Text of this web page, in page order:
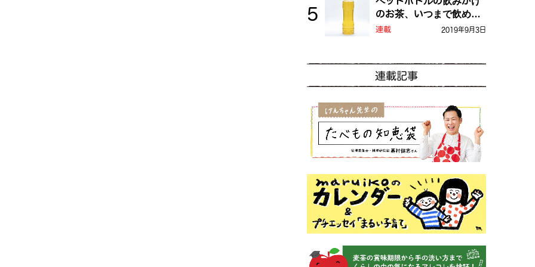
のお茶、いつまで飲め
る？
連載 2019年9月3日
連載記事